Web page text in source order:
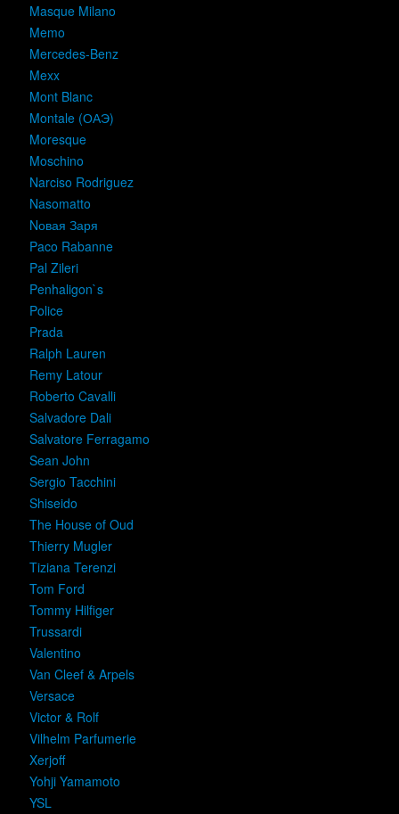
Masque Milano
Memo
Mercedes-Benz
Mexx
Mont Blanc
Montale (ОАЭ)
Moresque
Moschino
Narciso Rodriguez
Nasomatto
Nовая Заря
Paco Rabanne
Pal Zileri
Penhaligon`s
Police
Prada
Ralph Lauren
Remy Latour
Roberto Cavalli
Salvadore Dali
Salvatore Ferragamo
Sean John
Sergio Tacchini
Shiseido
The House of Oud
Thierry Mugler
Tiziana Terenzi
Tom Ford
Tommy Hilfiger
Trussardi
Valentino
Van Cleef & Arpels
Versace
Victor & Rolf
Vilhelm Parfumerie
Xerjoff
Yohji Yamamoto
YSL